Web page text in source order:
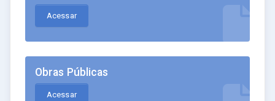
Acessar
Obras Públicas
Acessar